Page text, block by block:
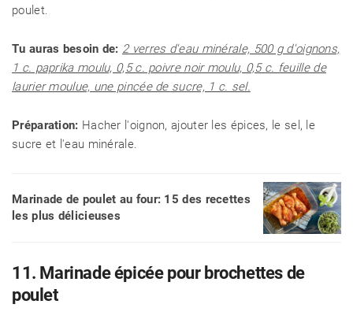
poulet.
Tu auras besoin de: 2 verres d'eau minérale, 500 g d'oignons,
1 c. paprika moulu, 0,5 c. poivre noir moulu, 0,5 c. feuille de
laurier moulue, une pincée de sucre, 1 c. sel.
Préparation: Hacher l'oignon, ajouter les épices, le sel, le
sucre et l'eau minérale.
Marinade de poulet au four: 15 des recettes
les plus délicieuses
11. Marinade épicée pour brochettes de
poulet